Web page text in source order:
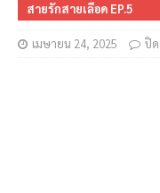
สายรักสายเลือด EP.5
เมษายน 24, 2025 ปิ